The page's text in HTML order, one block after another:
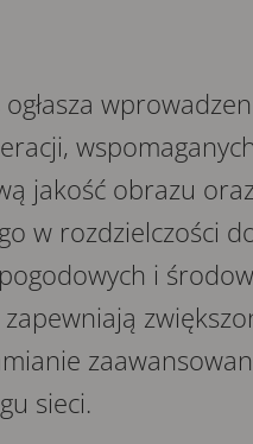
jakość obrazu
w rozdzielczości
i
sieci.